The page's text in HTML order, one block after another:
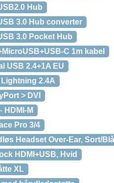
Hub
3.0 Hub converter
3.0 Pocket Hub
C 1m kabel
USB 2.4+1A EU
2.4A
> DVI
HDMI-M
Pro 3/4
Headset Over-Ear, Sort/Blå
HDMI+USB, Hvid
XL